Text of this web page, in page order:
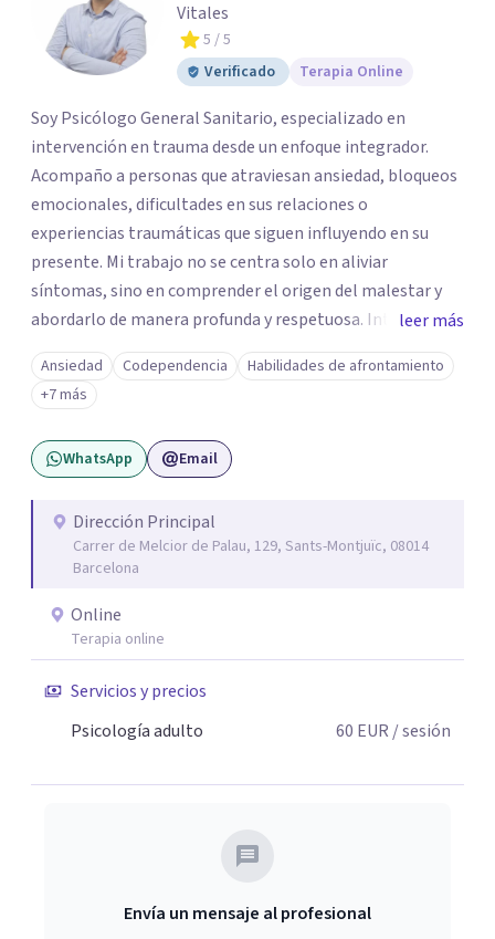
Vitales
5 / 5
Verificado
Terapia Online
Soy Psicólogo General Sanitario, especializado en
intervención en trauma desde un enfoque integrador.
Acompaño a personas que atraviesan ansiedad, bloqueos
emocionales, dificultades en sus relaciones o
experiencias traumáticas que siguen influyendo en su
presente. Mi trabajo no se centra solo en aliviar
síntomas, sino en comprender el origen del malestar y
abordarlo de manera profunda y respetuosa. Integro
herramientas de la terapia cognitivo-conductual, el
trabajo con el apego, la regulación emocional y enfoques
centrados en el cuerpo, adaptando cada proceso a la
historia y necesidades de la persona. Trabajo desde una
base científica, pero también desde la cercanía, la
juzga, que ayuda a entender lo que ocurre y que ofrece
recursos concretos para avanzar. Si estás pasando por un
momento difícil o sientes que hay patrones que se
repiten en tu vida y no sabes cómo cambiarlos, podemos
trabajarlo juntos.
leer más
Ansiedad Codependencia
Habilidades de afrontamiento
+7 más
WhatsApp Email
Dirección Principal
Carrer de Melcior de Palau, 129, Sants-Montjuïc, 08014
Barcelona
Online
Terapia online
Servicios y precios
Psicología adulto
60 EUR / sesión
Envía un mensaje al profesional